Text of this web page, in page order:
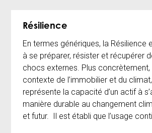
Résilience
En termes génériques, la Résilience
à se préparer, résister et récupérer
chocs externes. Plus concrètement,
contexte de l’immobilier et du
représente la capacité d’un actif à
manière durable au changement
et futur. Il est établi que l’usage